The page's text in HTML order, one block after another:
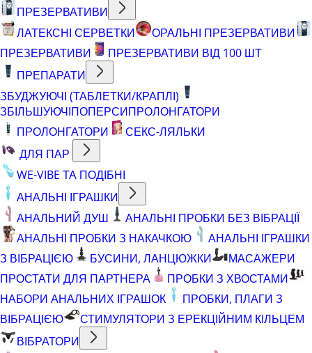
ПРЕЗЕРВАТИВИ
ЛАТЕКСНІ СЕРВЕТКИ
ОРАЛЬНІ ПРЕЗЕРВАТИВИ
ПРЕЗЕРВАТИВИ
ПРЕЗЕРВАТИВИ ВІД 100 ШТ
ПРЕПАРАТИ
ЗБУДЖУЮЧІ (ТАБЛЕТКИ/КРАПЛІ)
ЗБІЛЬШУЮЧІПОПЕРСИПРОЛОНГАТОРИ
ПРОЛОНГАТОРИ
СЕКС-ЛЯЛЬКИ
ДЛЯ ПАР
WE-VIBE ТА ПОДІБНІ
АНАЛЬНІ ІГРАШКИ
АНАЛЬНИЙ ДУШ
АНАЛЬНІ ПРОБКИ БЕЗ ВІБРАЦІЇ
АНАЛЬНІ ПРОБКИ З НАКАЧКОЮ
АНАЛЬНІ ІГРАШКИ
З ВІБРАЦІЄЮ
БУСИНИ, ЛАНЦЮЖКИ
МАСАЖЕРИ
ПРОСТАТИ ДЛЯ ПАРТНЕРА
ПРОБКИ З ХВОСТАМИ
НАБОРИ АНАЛЬНИХ ІГРАШОК
ПРОБКИ, ПЛАГИ З
ВІБРАЦІЄЮ
СТИМУЛЯТОРИ З ЕРЕКЦІЙНИМ КІЛЬЦЕМ
ВІБРАТОРИ